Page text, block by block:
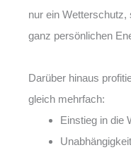
nur ein Wetterschutz,
ganz persönlichen
Darüber hinaus
gleich mehrfach:
Einstieg in die